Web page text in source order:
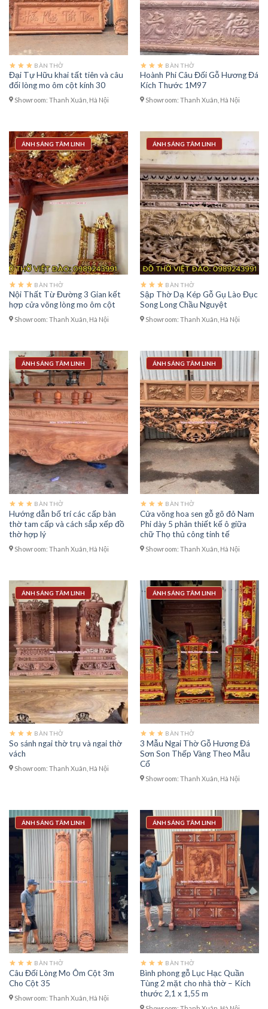
BÀN THỜ
Đại Tự Hữu khai tất tiên và câu
đối lòng mo ôm cột kính 30
Showroom: Thanh Xuân, Hà Nội
BÀN THỜ
Hoành Phi Câu Đối Gỗ Hương Đá
Kích Thước 1M97
Showroom: Thanh Xuân, Hà Nội
ÁNH SÁNG TÂM LINH
BÀN THỜ
Nội Thất Từ Đường 3 Gian kết
hợp cửa võng lòng mo ôm cột
Showroom: Thanh Xuân, Hà Nội
ÁNH SÁNG TÂM LINH
BÀN THỜ
Sập Thờ Dạ Kép Gỗ Gụ Lào Đục
Song Long Chầu Nguyệt
Showroom: Thanh Xuân, Hà Nội
ÁNH SÁNG TÂM LINH
BÀN THỜ
Hướng dẫn bố trí các cấp bàn
thờ tam cấp và cách sắp xếp đồ
thờ hợp lý
Showroom: Thanh Xuân, Hà Nội
ÁNH SÁNG TÂM LINH
BÀN THỜ
Cửa võng hoa sen gỗ gõ đỏ Nam
Phi dày 5 phân thiết kế ô giữa
chữ Thọ thủ công tinh tế
Showroom: Thanh Xuân, Hà Nội
ÁNH SÁNG TÂM LINH
BÀN THỜ
So sánh ngai thờ trụ và ngai thờ
vách
Showroom: Thanh Xuân, Hà Nội
ÁNH SÁNG TÂM LINH
BÀN THỜ
3 Mẫu Ngai Thờ Gỗ Hương Đá
Sơn Son Thếp Vàng Theo Mẫu
Cổ
Showroom: Thanh Xuân, Hà Nội
ÁNH SÁNG TÂM LINH
BÀN THỜ
Câu Đối Lòng Mo Ôm Cột 3m
Cho Cột 35
Showroom: Thanh Xuân, Hà Nội
ÁNH SÁNG TÂM LINH
BÀN THỜ
Bình phong gỗ Lục Hạc Quần
Tùng 2 mặt cho nhà thờ – Kích
thước 2,1 x 1,55 m